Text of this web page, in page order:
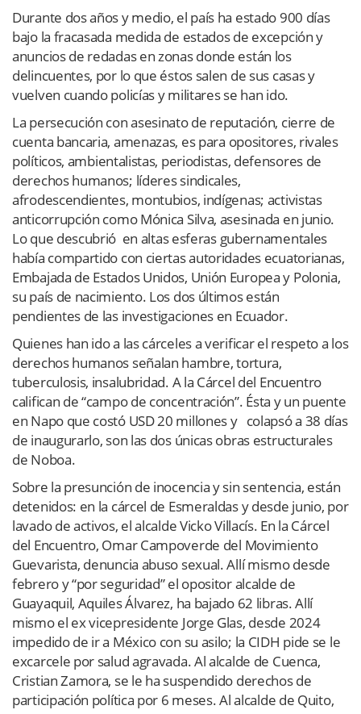
Durante dos años y medio, el país ha estado 900 días
bajo la fracasada medida de estados de excepción y
anuncios de redadas en zonas donde están los
delincuentes, por lo que éstos salen de sus casas y
vuelven cuando policías y militares se han ido.
La persecución con asesinato de reputación, cierre de
cuenta bancaria, amenazas, es para opositores, rivales
políticos, ambientalistas, periodistas, defensores de
derechos humanos; líderes sindicales,
afrodescendientes, montubios, indígenas; activistas
anticorrupción como Mónica Silva, asesinada en junio.
Lo que descubrió en altas esferas gubernamentales
había compartido con ciertas autoridades ecuatorianas,
Embajada de Estados Unidos, Unión Europea y Polonia,
su país de nacimiento. Los dos últimos están
pendientes de las investigaciones en Ecuador.
Quienes han ido a las cárceles a verificar el respeto a los
derechos humanos señalan hambre, tortura,
tuberculosis, insalubridad. A la Cárcel del Encuentro
califican de “campo de concentración”. Ésta y un puente
en Napo que costó USD 20 millones y colapsó a 38 días
de inaugurarlo, son las dos únicas obras estructurales
de Noboa.
Sobre la presunción de inocencia y sin sentencia, están
detenidos: en la cárcel de Esmeraldas y desde junio, por
lavado de activos, el alcalde Vicko Villacís. En la Cárcel
del Encuentro, Omar Campoverde del Movimiento
Guevarista, denuncia abuso sexual. Allí mismo desde
febrero y “por seguridad” el opositor alcalde de
Guayaquil, Aquiles Álvarez, ha bajado 62 libras. Allí
mismo el ex vicepresidente Jorge Glas, desde 2024
impedido de ir a México con su asilo; la CIDH pide se le
excarcele por salud agravada. Al alcalde de Cuenca,
Cristian Zamora, se le ha suspendido derechos de
participación política por 6 meses. Al alcalde de Quito,